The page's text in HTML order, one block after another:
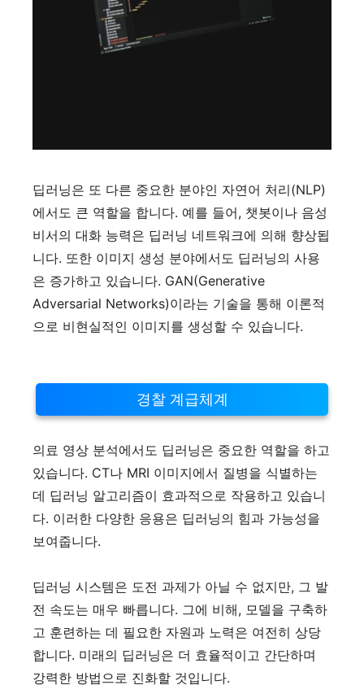
딥러닝은 또 다른 중요한 분야인 자연어 처리(NLP)
에서도 큰 역할을 합니다. 예를 들어, 챗봇이나 음성
비서의 대화 능력은 딥러닝 네트워크에 의해 향상됩
니다. 또한 이미지 생성 분야에서도 딥러닝의 사용
은 증가하고 있습니다. GAN(Generative
Adversarial Networks)이라는 기술을 통해 이론적
으로 비현실적인 이미지를 생성할 수 있습니다.
경찰 계급체계
의료 영상 분석에서도 딥러닝은 중요한 역할을 하고
있습니다. CT나 MRI 이미지에서 질병을 식별하는
데 딥러닝 알고리즘이 효과적으로 작용하고 있습니
다. 이러한 다양한 응용은 딥러닝의 힘과 가능성을
보여줍니다.
딥러닝 시스템은 도전 과제가 아닐 수 없지만, 그 발
전 속도는 매우 빠릅니다. 그에 비해, 모델을 구축하
고 훈련하는 데 필요한 자원과 노력은 여전히 상당
합니다. 미래의 딥러닝은 더 효율적이고 간단하며
강력한 방법으로 진화할 것입니다.